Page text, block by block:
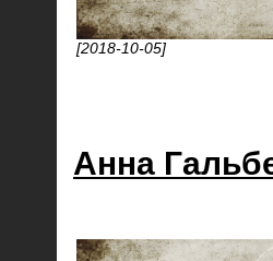
[2018-10-05]
Анна